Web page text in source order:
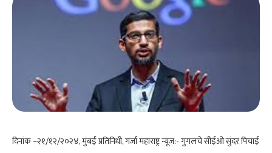
दिनांक –२१/१२/२०२४, मुंबई प्रतिनिधी, गर्जा महाराष्ट्र न्यूज:- गुगलचे सीईओ सुंदर पिचाई